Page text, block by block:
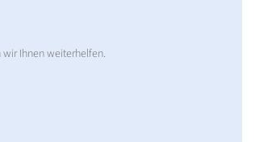
wir Ihnen weiterhelfen.